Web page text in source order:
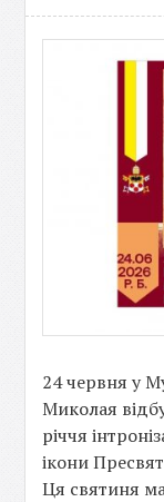
24 червня у
Миколая
річчя
ікони
Ця святиня